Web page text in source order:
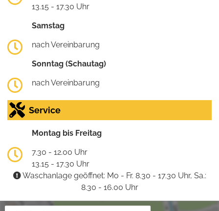
13.15 - 17.30 Uhr
Samstag
nach Vereinbarung
Sonntag (Schautag)
nach Vereinbarung
Service
Montag bis Freitag
7.30 - 12.00 Uhr
13.15 - 17.30 Uhr
Waschanlage geöffnet: Mo - Fr. 8.30 - 17.30 Uhr, Sa.:
8.30 - 16.00 Uhr